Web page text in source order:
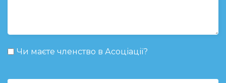
Чи маєте членство в Асоціації?